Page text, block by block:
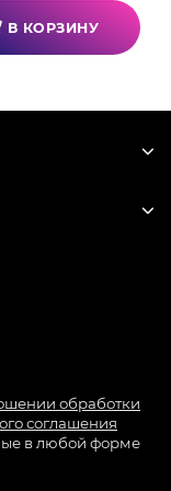
В КОРЗИНУ
обработки
соглашения
в любой форме